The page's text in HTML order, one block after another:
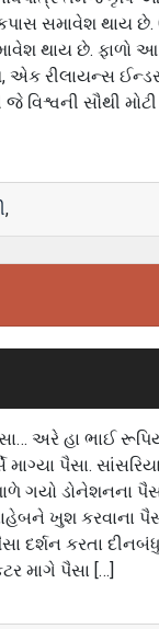
સમાવેશ થાય છે.
થાય છે. ફાળો આ
એક રીલાયન્સ
વિશ્વની સૌથી
,
અરે હા ભાઈ
માગ્યા પૈસા.
ગયો ડોનેશનના
ખુશ કરવાના પૈસા
દર્શન કરતા
માગે પૈસા […]